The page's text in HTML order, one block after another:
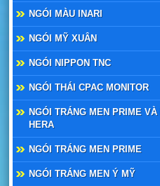
NGÓI MÀU INARI
NGÓI MỸ XUÂN
NGÓI NIPPON TNC
NGÓI THÁI CPAC MONITOR
NGÓI TRÁNG MEN PRIME VÀ
HERA
NGÓI TRÁNG MEN PRIME
NGÓI TRÁNG MEN Ý MỸ